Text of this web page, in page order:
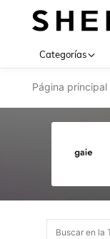
Categorías
Página principal